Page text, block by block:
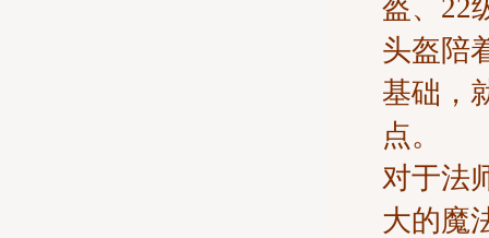
盔、22
头盔陪
基础，
点。
对于法
大的魔